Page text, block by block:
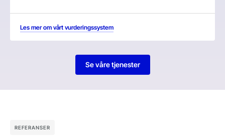
Les mer om vårt vurderingssystem
Se våre tjenester
REFERANSER